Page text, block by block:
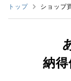
トップ ショップ
納